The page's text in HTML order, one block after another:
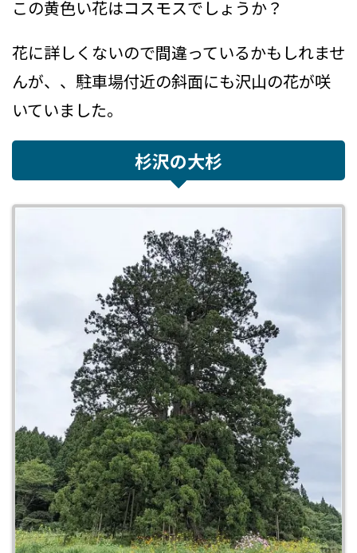
この黄色い花はコスモスでしょうか？
花に詳しくないので間違っているかもしれませ
んが、、駐車場付近の斜面にも沢山の花が咲
いていました。
杉沢の大杉